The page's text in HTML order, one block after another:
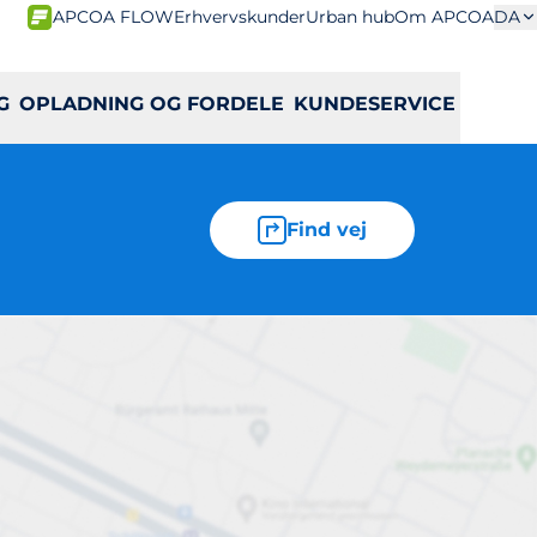
APCOA FLOWErhvervskunderUrban hubOm APCOADA
OPLADNING OG FORDELE KUNDESERVICE
Find vej